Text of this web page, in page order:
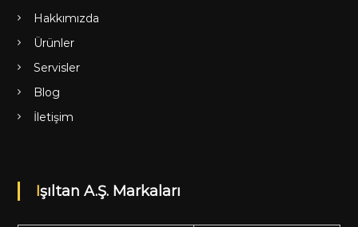
Hakkımızda
Ürünler
Servisler
Blog
İletişim
Işıltan A.Ş. Markaları